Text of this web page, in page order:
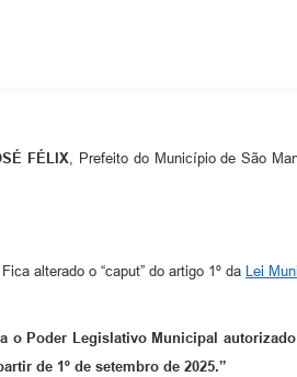
FÉLIX, Prefeito do Município de São
Fica alterado o “caput” do artigo 1º da Lei
o Poder Legislativo Municipal
de 1º de setembro de 2025.”